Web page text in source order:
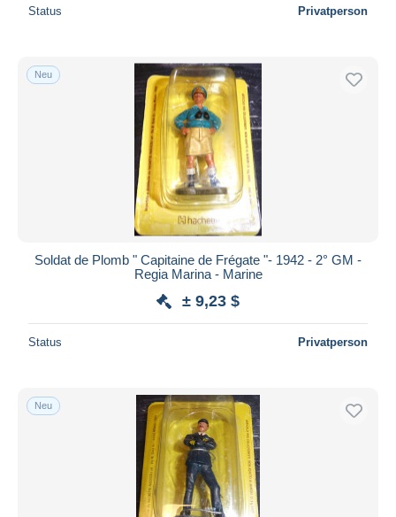
Status Privatperson
Neu
Soldat de Plomb " Capitaine de Frégate "- 1942 - 2° GM -
Regia Marina - Marine
± 9,23 $
Status Privatperson
Neu